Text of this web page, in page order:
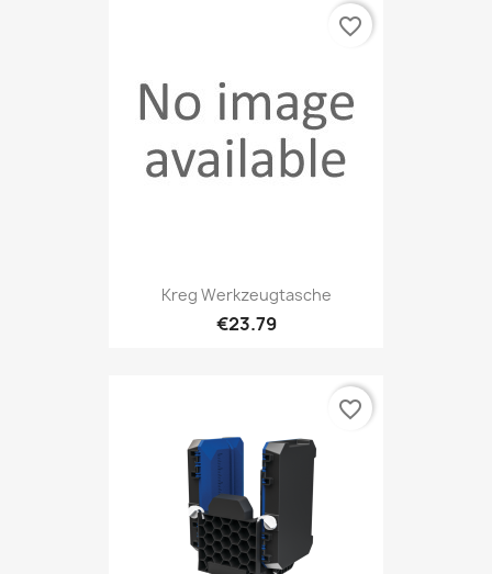
Kreg Werkzeugtasche
€23.79
favorite_border
favorite_border